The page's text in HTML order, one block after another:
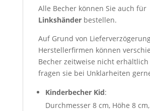
Alle Becher können Sie auch für
Linkshänderbestellen.
Auf Grund von
Herstellerfirmen können
Becher zeitweise nicht erhältlich
fragen sie bei Unklarheiten
Kinderbecher Kid:
Durchmesser 8 cm, Höhe 8